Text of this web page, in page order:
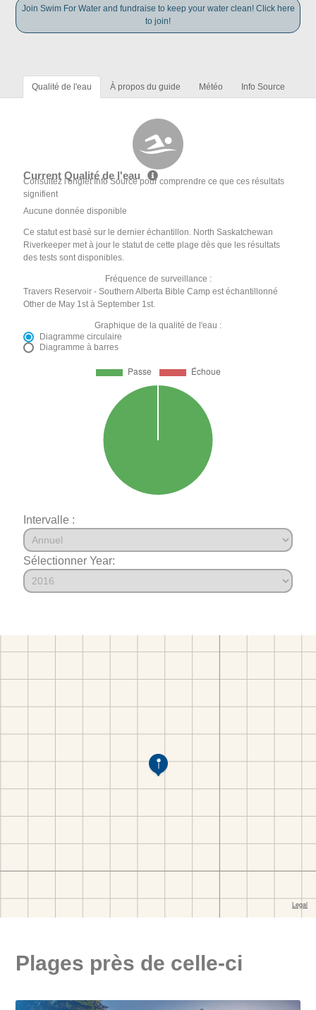
Join Swim For Water and fundraise to keep your water clean! Click here
to join!
Qualité de l'eau À propos du guide Météo Info Source
Current Qualité de l'eau
Consultez l'onglet Info Source pour comprendre ce que ces résultats
signifient
Aucune donnée disponible
Ce statut est basé sur le dernier échantillon. North Saskatchewan
Riverkeeper met à jour le statut de cette plage dès que les résultats
des tests sont disponibles.
Fréquence de surveillance :
Travers Reservoir - Southern Alberta Bible Camp est échantillonné
Other de May 1st à September 1st.
Graphique de la qualité de l'eau :
Diagramme circulaire
Diagramme à barres
Intervalle :
Sélectionner Year:
Plages près de celle-ci